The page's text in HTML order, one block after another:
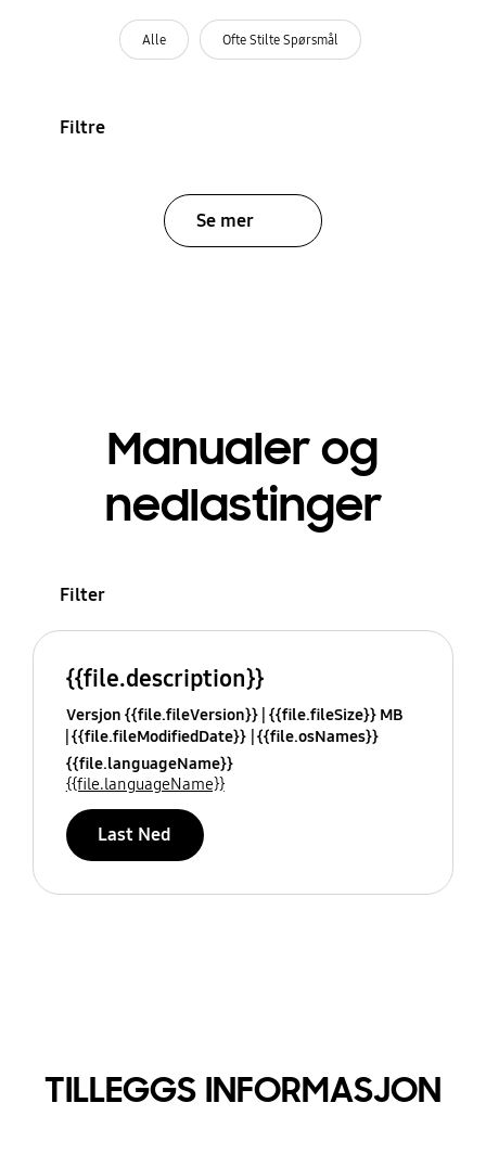
Alle Ofte Stilte Spørsmål
Filtre
Se mer
Manualer og
nedlastinger
Filter
{{file.description}}
Versjon {{file.fileVersion}} {{file.fileSize}} MB
{{file.fileModifiedDate}} {{file.osNames}}
{{file.languageName}}
{{file.languageName}}
Last Ned
TILLEGGS INFORMASJON